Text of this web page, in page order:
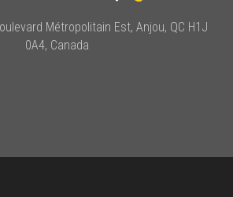
Métropolitain Est, Anjou, QC H1J
0A4, Canada